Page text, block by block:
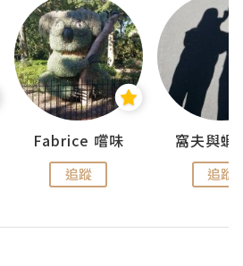
Fabrice 嚐味
追蹤
窩夫與蝦
追蹤